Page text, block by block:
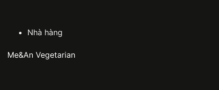
Nhà hàng
Me&An Vegetarian